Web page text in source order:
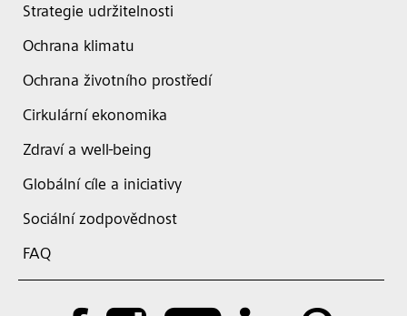
Strategie udržitelnosti
Ochrana klimatu
Ochrana životního prostředí
Cirkulární ekonomika
Zdraví a well-being
Globální cíle a iniciativy
Sociální zodpovědnost
FAQ